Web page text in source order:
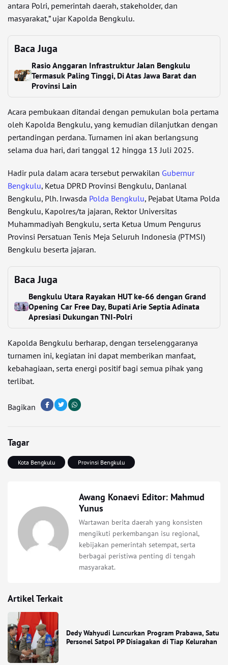
antara Polri, pemerintah daerah, stakeholder, dan
masyarakat,” ujar Kapolda Bengkulu.
Baca Juga
Rasio Anggaran Infrastruktur Jalan Bengkulu
Termasuk Paling Tinggi, Di Atas Jawa Barat dan
Provinsi Lain
Acara pembukaan ditandai dengan pemukulan bola pertama
oleh Kapolda Bengkulu, yang kemudian dilanjutkan dengan
pertandingan perdana. Turnamen ini akan berlangsung
selama dua hari, dari tanggal 12 hingga 13 Juli 2025.
Hadir pula dalam acara tersebut perwakilan Gubernur
Bengkulu, Ketua DPRD Provinsi Bengkulu, Danlanal
Bengkulu, Plh. Irwasda Polda Bengkulu, Pejabat Utama Polda
Bengkulu, Kapolres/ta jajaran, Rektor Universitas
Muhammadiyah Bengkulu, serta Ketua Umum Pengurus
Provinsi Persatuan Tenis Meja Seluruh Indonesia (PTMSI)
Bengkulu beserta jajaran.
Baca Juga
Bengkulu Utara Rayakan HUT ke-66 dengan Grand
Opening Car Free Day, Bupati Arie Septia Adinata
Apresiasi Dukungan TNI-Polri
Kapolda Bengkulu berharap, dengan terselenggaranya
turnamen ini, kegiatan ini dapat memberikan manfaat,
kebahagiaan, serta energi positif bagi semua pihak yang
terlibat.
Bagikan
Tagar
Kota Bengkulu Provinsi Bengkulu
Awang Konaevi Editor: Mahmud
Yunus
Wartawan berita daerah yang konsisten
mengikuti perkembangan isu regional,
kebijakan pemerintah setempat, serta
berbagai peristiwa penting di tengah
masyarakat.
Artikel Terkait
Dedy Wahyudi Luncurkan Program Prabawa, Satu
Personel Satpol PP Disiagakan di Tiap Kelurahan